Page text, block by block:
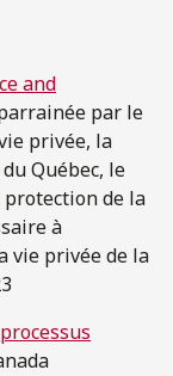
and
par le
privée, la
Québec, le
protection de la
à
vie privée de la